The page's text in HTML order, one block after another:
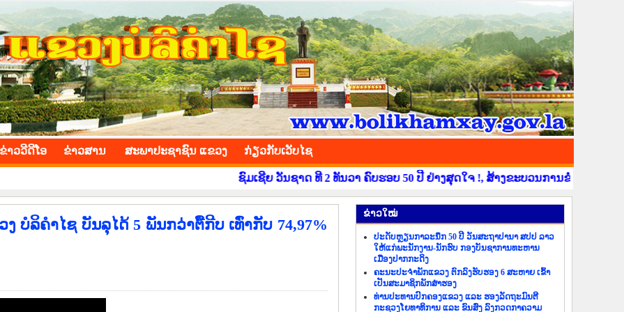
ຂ່າວ​ວີ​ດີ​ໂອ ​ຂ່າວ​ສານ ສະພາປະຊາຊົນ ແຂວງ ​ກ່ຽວ​ກັບ​ເວັບ​ໄຊ
ຊົມເຊີຍ ວັນຊາດ ທີ 2 ທັນວາ ຄົບຮອບ 50 ປີ ຢ່າງສຸດໃຈ !, ສ້າງຂະບວນການຂໍ່ານັບຮັບຕ້ອນ ວັ
ບໍລິຄຳໄຊ ບັນລຸໄດ້ 5 ພັນກວ່າຕື້ກີບ ເທົ່າກັບ 74,97%
​ຂ່າວ​ໃໝ່
ປະດັບຫຼຽນກາລະນຶກ 50 ປີ ວັນສະຖາປານາ ສປປ ລາວ
ໃຫ້ແກ່ພະນັກງານ-ນັກຮົບ ກອງບັນຊາການທະຫານ
ເມືອງປາກກະດິງ
ຄະນະປະຈຳພັກແຂວງ ຕົກລົງຮັບຮອງ 6 ສະຫາຍ ເຂົ້າ
ເປັນສະມາຊິກພັກສຳຮອງ
ທ່ານປະທານປົກຄອງແຂວງ ແລະ ຮອງລັດຖະມົນຕີ
ກະຊວງໂຍທາທິການ ແລະ ຂົນສົ່ງ ລົງກວດກາຄວາມ